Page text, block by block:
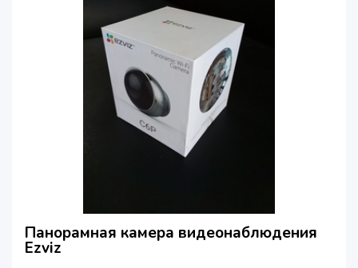
Панорамная камера видеонаблюдения
Ezviz